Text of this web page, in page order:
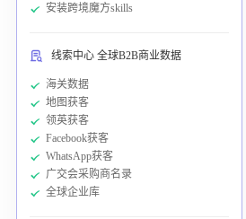
安装跨境魔方skills
线索中心 全球B2B商业数据
海关数据
地图获客
领英获客
Facebook获客
WhatsApp获客
广交会采购商名录
全球企业库